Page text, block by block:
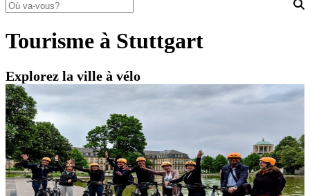
Tourisme à Stuttgart
Explorez la ville à vélo